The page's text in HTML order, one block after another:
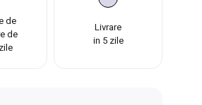
de
de
Livrare
in 5 zile